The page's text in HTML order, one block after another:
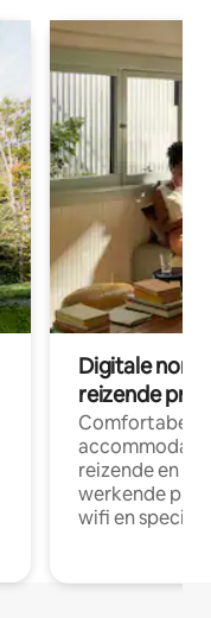
Digitale
reizende
Comfortabele
reizende en
werkende
wifi en